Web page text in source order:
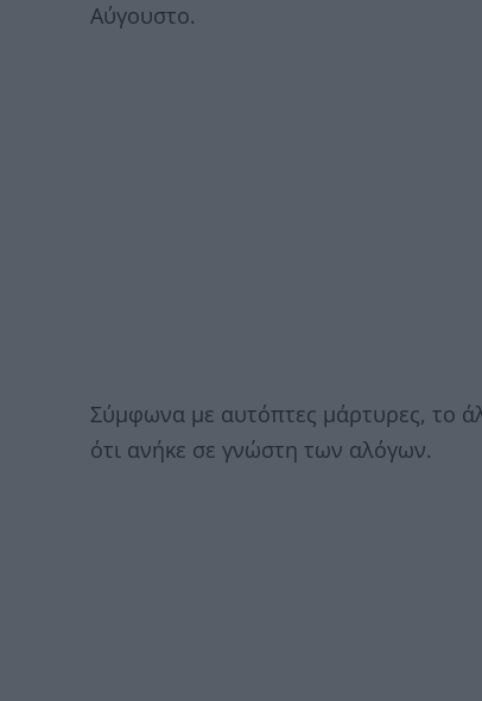
Αύγουστο.
Σύμφωνα με αυτόπτες μάρτυρες, το
ότι ανήκε σε γνώστη των αλόγων.